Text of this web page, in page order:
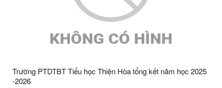
Trường PTDTBT Tiểu học Thiện Hòa tổng kết năm học 2025
-2026